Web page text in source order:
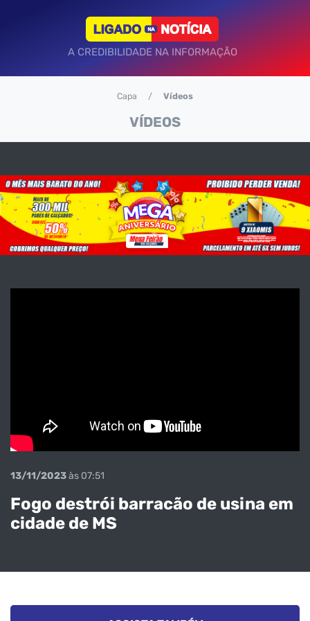
A CREDIBILIDADE NA INFORMAÇÃO
VÍDEOS
Capa Vídeos
13/11/2023às 07:51
Fogo destrói barracão de usina em
cidade de MS
Veja o